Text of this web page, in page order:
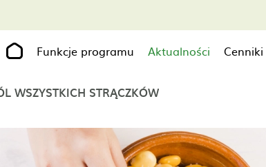
Funkcje programu Aktualności Cenniki
WSZYSTKICH STRĄCZKÓW